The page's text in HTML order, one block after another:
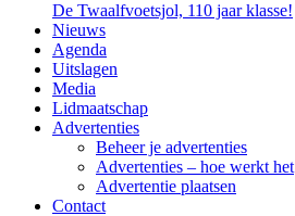
De Twaalfvoetsjol, 110 jaar klasse!
Nieuws
Agenda
Uitslagen
Media
Lidmaatschap
Advertenties
Beheer je advertenties
Advertenties – hoe werkt het
Advertentie plaatsen
Contact